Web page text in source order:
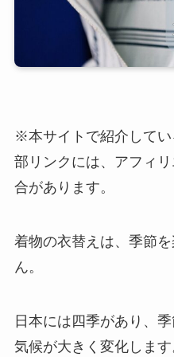
※本サイトで紹介して
部リンクには、アフィ
合があります。
着物の衣替えは、季節
ん。
日本には四季があり、
気候が大きく変化します